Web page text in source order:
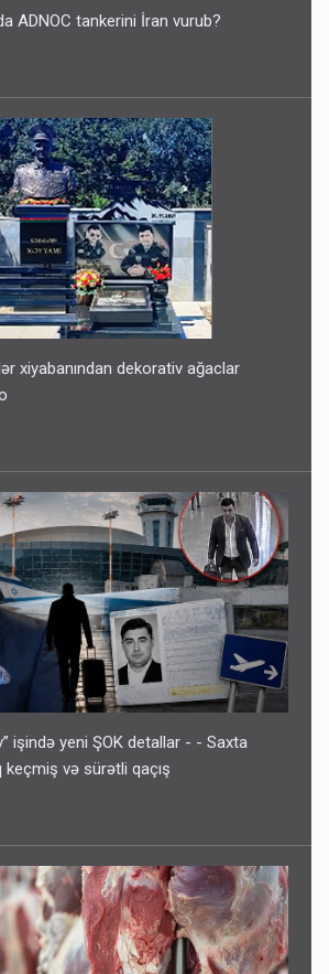
ADNOC tankerini İran vurub?
xiyabanından dekorativ ağaclar
işində yeni ŞOK detallar - - Saxta
keçmiş və sürətli qaçış